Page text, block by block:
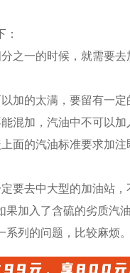
：
之一的时候，就需要
加的太满，要留有一定
混加，汽油中不可以加
面的汽油标准要求加
要去中大型的加油站，
果加入了含硫的劣质汽
系列的问题，比较麻烦。